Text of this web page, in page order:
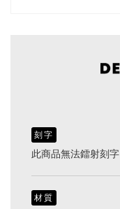
刻字
此商品無法鐳射刻字
材質